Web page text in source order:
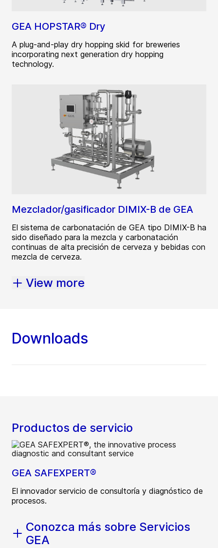
GEA HOPSTAR® Dry
A plug-and-play dry hopping skid for breweries
incorporating next generation dry hopping
technology.
Mezclador/gasificador DIMIX-B de GEA
El sistema de carbonatación de GEA tipo DIMIX-B ha
sido diseñado para la mezcla y carbonatación
continuas de alta precisión de cerveza y bebidas con
mezcla de cerveza.
View more
Downloads
Productos de servicio
GEA SAFEXPERT®
El innovador servicio de consultoría y diagnóstico de
procesos.
Conozca más sobre Servicios
GEA